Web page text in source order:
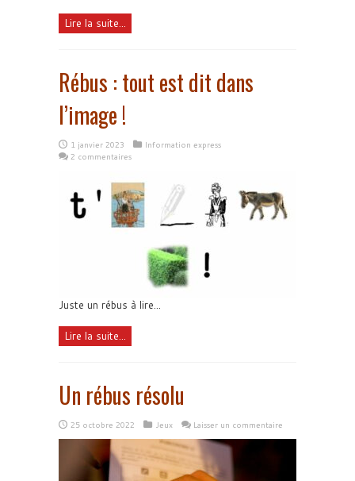
Lire la suite...
Rébus : tout est dit dans
l’image !
1 janvier 2023
Information express
2 commentaires
Juste un rébus à lire...
Lire la suite...
Un rébus résolu
25 octobre 2022 Jeux Laisser un commentaire